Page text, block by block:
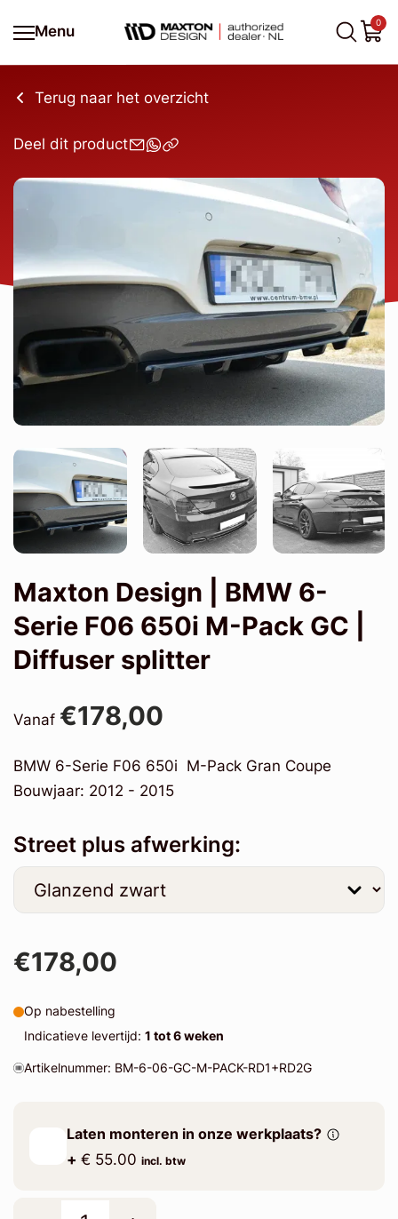
Menu
0
Terug naar het overzicht
Deel dit product
Maxton Design | BMW 6-
Serie F06 650i M-Pack GC |
Diffuser splitter
Vanaf €178,00
BMW 6-Serie F06 650i M-Pack Gran Coupe
Bouwjaar: 2012 - 2015
Street plus afwerking:
€178,00
Op nabestelling
Indicatieve levertijd: 1 tot 6 weken
Artikelnummer: BM-6-06-GC-M-PACK-RD1+RD2G
Laten monteren in onze werkplaats?
+ € 55.00 incl. btw